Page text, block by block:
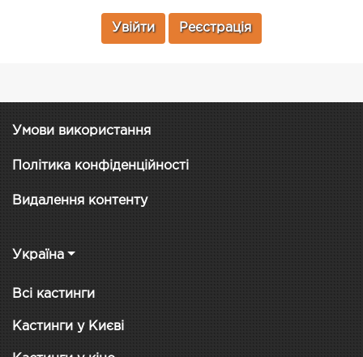
Увійти Реєстрація
Умови використання
Політика конфіденційності
Видалення контенту
Україна
Всі кастинги
Кастинги у Києві